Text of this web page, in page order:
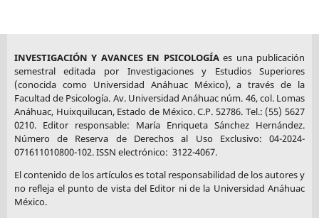
INVESTIGACIÓN Y AVANCES EN PSICOLOGÍAes una publicación
semestral editada por Investigaciones y Estudios Superiores
(conocida como Universidad Anáhuac México), a través de la
Facultad de Psicología. Av. Universidad Anáhuac núm. 46, col. Lomas
Anáhuac, Huixquilucan, Estado de México. C.P. 52786. Tel.: (55) 5627
0210. Editor responsable: María Enriqueta Sánchez Hernández.
Número de Reserva de Derechos al Uso Exclusivo: 04-2024-
071611010800-102. ISSN electrónico: 3122-4067.
El contenido de los artículos es total responsabilidad de los autores y
no refleja el punto de vista del Editor ni de la Universidad Anáhuac
México.